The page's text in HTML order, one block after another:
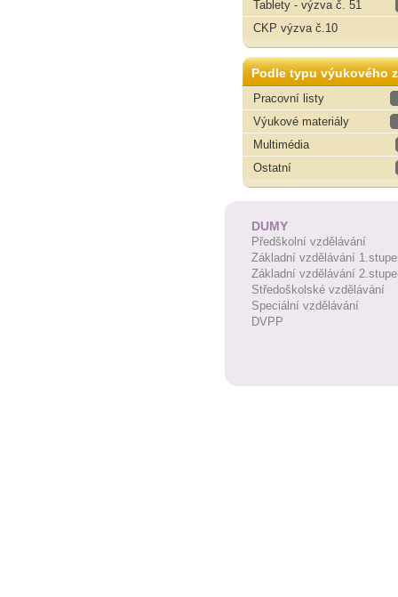
Tablety - výzva č. 51
CKP výzva č.10
Podle typu výukového
Pracovní listy
Výukové materiály
Multimédia
Ostatní
DUMY
Předškolní vzdělávání
Základní vzdělávání
Základní vzdělávání
Středoškolské vzdělávání
Speciální vzdělávání
DVPP